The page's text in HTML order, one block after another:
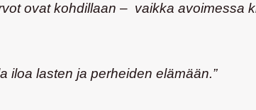
ovat kohdillaan – vaikka avoimessa
iloa lasten ja perheiden elämään.”